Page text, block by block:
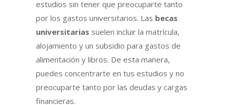
estudios sin tener que preocuparte tanto
por los gastos universitarios. Las becas
universitarias suelen incluir la matrícula,
alojamiento y un subsidio para gastos de
alimentación y libros. De esta manera,
puedes concentrarte en tus estudios y no
preocuparte tanto por las deudas y cargas
financieras.